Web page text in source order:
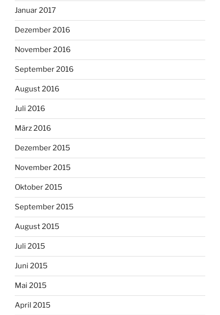
Januar 2017
Dezember 2016
November 2016
September 2016
August 2016
Juli 2016
März 2016
Dezember 2015
November 2015
Oktober 2015
September 2015
August 2015
Juli 2015
Juni 2015
Mai 2015
April 2015